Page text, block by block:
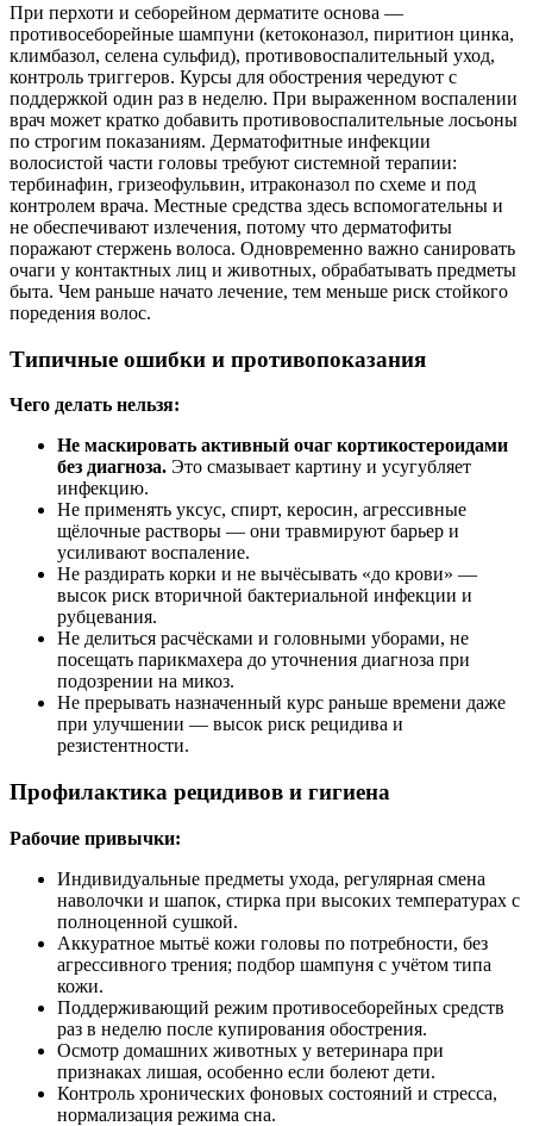
При перхоти и себорейном дерматите основа —
противосеборейные шампуни (кетоконазол, пиритион цинка,
климбазол, селена сульфид), противовоспалительный уход,
контроль триггеров. Курсы для обострения чередуют с
поддержкой один раз в неделю. При выраженном воспалении
врач может кратко добавить противовоспалительные лосьоны
по строгим показаниям. Дерматофитные инфекции
волосистой части головы требуют системной терапии:
тербинафин, гризеофульвин, итраконазол по схеме и под
контролем врача. Местные средства здесь вспомогательны и
не обеспечивают излечения, потому что дерматофиты
поражают стержень волоса. Одновременно важно санировать
очаги у контактных лиц и животных, обрабатывать предметы
быта. Чем раньше начато лечение, тем меньше риск стойкого
поредения волос.
Типичные ошибки и противопоказания
Чего делать нельзя:
Не маскировать активный очаг кортикостероидами
без диагноза. Это смазывает картину и усугубляет
инфекцию.
Не применять уксус, спирт, керосин, агрессивные
щёлочные растворы — они травмируют барьер и
усиливают воспаление.
Не раздирать корки и не вычёсывать «до крови» —
высок риск вторичной бактериальной инфекции и
рубцевания.
Не делиться расчёсками и головными уборами, не
посещать парикмахера до уточнения диагноза при
подозрении на микоз.
Не прерывать назначенный курс раньше времени даже
при улучшении — высок риск рецидива и
резистентности.
Профилактика рецидивов и гигиена
Рабочие привычки:
Индивидуальные предметы ухода, регулярная смена
наволочки и шапок, стирка при высоких температурах с
полноценной сушкой.
Аккуратное мытьё кожи головы по потребности, без
агрессивного трения; подбор шампуня с учётом типа
кожи.
Поддерживающий режим противосеборейных средств
раз в неделю после купирования обострения.
Осмотр домашних животных у ветеринара при
признаках лишая, особенно если болеют дети.
Контроль хронических фоновых состояний и стресса,
нормализация режима сна.